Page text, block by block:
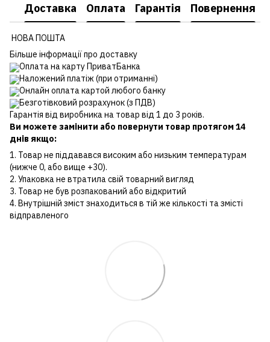
Доставка Оплата Гарантія Повернення
НОВА ПОШТА
Більше інформації про доставку
Оплата на карту ПриватБанка
Наложений платіж (при отриманні)
Онлайн оплата картой любого банку
Безготівковий розрахунок (з ПДВ)
Гарантія від виробника на товар від 1 до 3 років.
Ви можете замінити або повернути товар протягом 14
днів якщо:
1. Товар не піддавався високим або низьким температурам
(нижче 0, або вище +30).
2. Упаковка не втратила свій товарний вигляд
3. Товар не був розпакований або відкритий
4. Внутрішній зміст знаходиться в тій же кількості та змісті
відправленого